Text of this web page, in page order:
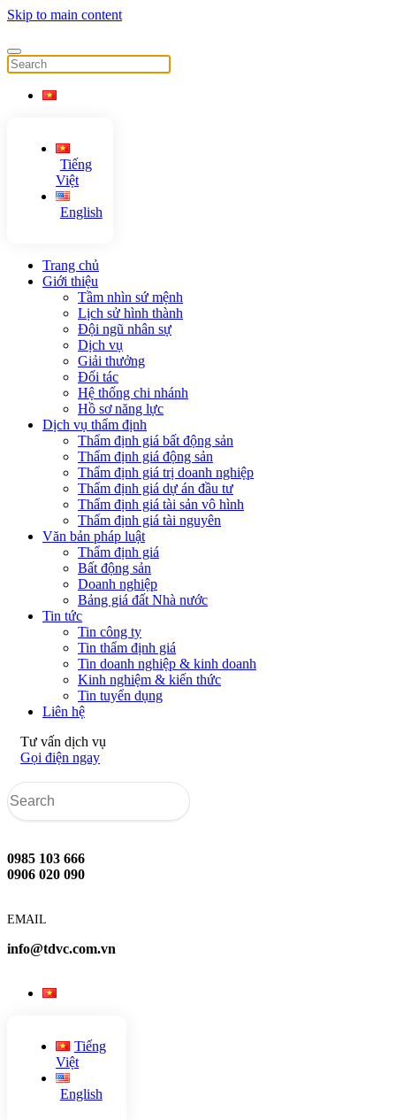
Skip to main content
Tiếng
Việt
English
Trang chủ
Giới thiệu
Tầm nhìn sứ mệnh
Lịch sử hình thành
Đội ngũ nhân sự
Dịch vụ
Giải thưởng
Đối tác
Hệ thống chi nhánh
Hồ sơ năng lực
Dịch vụ thẩm định
Thẩm định giá bất động sản
Thẩm định giá động sản
Thẩm định giá trị doanh nghiệp
Thẩm định giá dự án đầu tư
Thẩm định giá tài sản vô hình
Thẩm định giá tài nguyên
Văn bản pháp luật
Thẩm định giá
Bất động sản
Doanh nghiệp
Bảng giá đất Nhà nước
Tin tức
Tin công ty
Tin thẩm định giá
Tin doanh nghiệp & kinh doanh
Kinh nghiệm & kiến thức
Tin tuyển dụng
Liên hệ
Tư vấn dịch vụ
Gọi điện ngay
0985 103 666
0906 020 090
EMAIL
info@tdvc.com.vn
Tiếng
Việt
English